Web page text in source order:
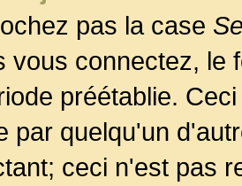
pas la case
vous connectez, le
préétablie.
par quelqu'un
ceci n'est pas